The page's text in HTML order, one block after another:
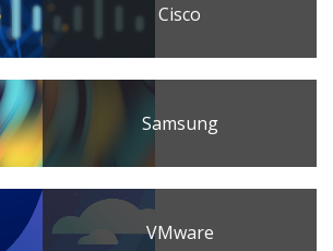
Cisco
Samsung
VMware